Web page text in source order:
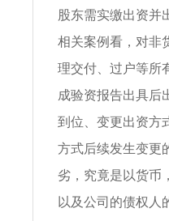
股东需实缴出资并
相关案例看，对非
理交付、过户等所
成验资报告出具后
到位、变更出资方
方式后续发生变更
劣，究竟是以货币
以及公司的债权人